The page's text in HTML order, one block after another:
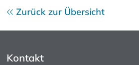
Zurück zur Übersicht
Kontakt